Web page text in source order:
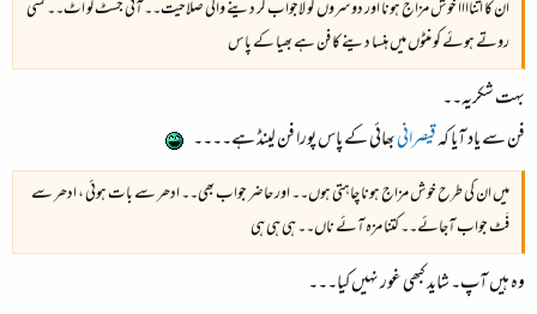
ان کا اتناااا خوش مزاج ہونا اور دوسروں کو لاجواب کر دینے والی صلاحیت۔۔ آئی جسٹ لو اٹ۔۔ کسی
روتے ہوئے کو منٹوں میں ہنسا دینے کا فن ہے بھیا کے پاس
بہت شکریہ۔۔
فن سے یاد آیا کہقیصرانیبھائی کے پاس پورافن لینڈہے۔۔۔۔
میں ان کی طرح خوش مزاج ہونا چاہتی ہوں۔۔ اور حاضر جواب بھی۔۔ ادھر سے بات ہوئی ، ادھر سے
فَٹ جواب آجائے۔۔ کتنا مزہ آئے ناں۔۔ ہی ہی ہی
وہ ہیں آپ۔ شاید کبھی غور نہیں کیا۔۔۔